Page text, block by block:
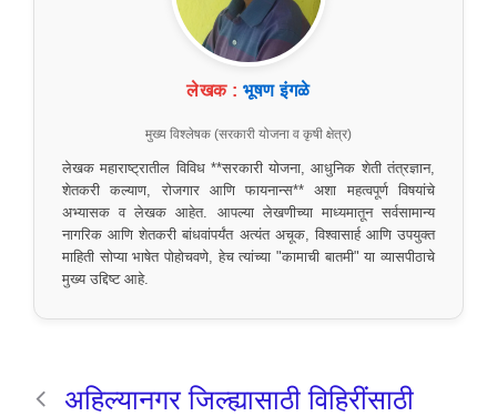
लेखक : भूषण इंगळे
मुख्य विश्लेषक (सरकारी योजना व कृषी क्षेत्र)
लेखक महाराष्ट्रातील विविध **सरकारी योजना, आधुनिक शेती तंत्रज्ञान,
शेतकरी कल्याण, रोजगार आणि फायनान्स** अशा महत्वपूर्ण विषयांचे
अभ्यासक व लेखक आहेत. आपल्या लेखणीच्या माध्यमातून सर्वसामान्य
नागरिक आणि शेतकरी बांधवांपर्यंत अत्यंत अचूक, विश्वासार्ह आणि उपयुक्त
माहिती सोप्या भाषेत पोहोचवणे, हेच त्यांच्या "कामाची बातमी" या व्यासपीठाचे
मुख्य उद्दिष्ट आहे.
अहिल्यानगर जिल्ह्यासाठी विहिरींसाठी